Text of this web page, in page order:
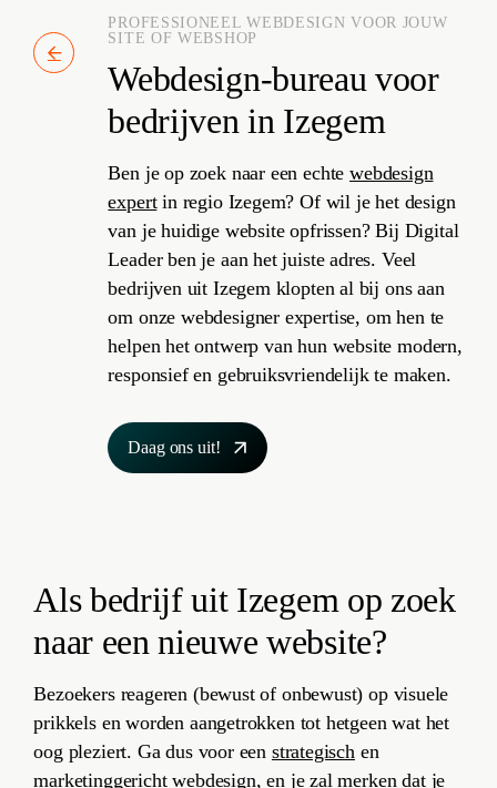
Webdesign-bureau voor
bedrijven in Izegem
PROFESSIONEEL WEBDESIGN VOOR JOUW
SITE OF WEBSHOP
Ben je op zoek naar een echtewebdesign
expertin regio Izegem? Of wil je het design
van je huidige website opfrissen? Bij Digital
Leader ben je aan het juiste adres. Veel
bedrijven uit Izegem klopten al bij ons aan
om onze webdesigner expertise, om hen te
helpen het ontwerp van hun website modern,
responsief en gebruiksvriendelijk te maken.
Daag ons uit!
Als bedrijf uit Izegem op zoek
naar een nieuwe website?
Bezoekers reageren (bewust of onbewust) op visuele
prikkels en worden aangetrokken tot hetgeen wat het
oog pleziert. Ga dus voor een strategischen
marketinggericht webdesign, en je zal merken dat je